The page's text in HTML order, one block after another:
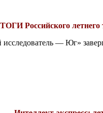
Российского
— Юг»